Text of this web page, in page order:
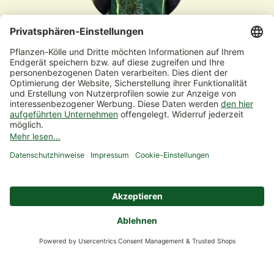
indica ‘Dynamite‘ schlägt mein Herz ganz
besonders.
Christian Wenk
Unser Experte für Gehölze & Obst
Studium: Dipl. Gartenbauingenieur
Im grünen Bereich tätig seit: 2009
Bei Pflanzen-Kölle seit: 2012